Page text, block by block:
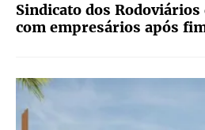
Sindicato dos
com empresários após